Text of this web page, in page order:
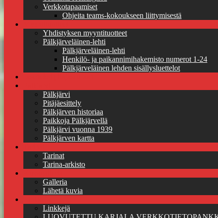
Verkkotapaamiset
Ohjeita teams-kokoukseen liittymisestä
Yhdistyksen myyntituotteet
Pälkjärveläinen-lehti
Pälkjärveläinen-lehti
Henkilö- ja paikannimihakemisto numerot 1-24
Pälkjärveläinen lehden sisällysluettelot
Pälkjärvi
Pitäjäesittely
Pälkjärven historiaa
Paikkoja Pälkjärvellä
Pälkjärvi vuonna 1939
Pälkjärven kartta
Tarinat
Tarina-arkisto
Galleria
Lähetä kuvia
Linkkejä